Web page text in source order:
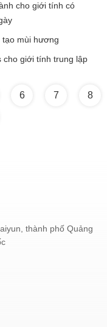
cho giới tính có
mùi hương
cho giới tính trung lập
6 7 8
thành phố Quảng